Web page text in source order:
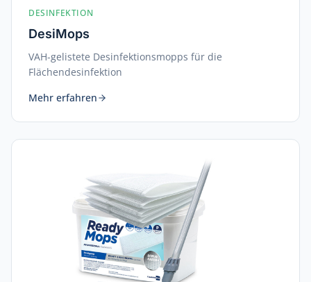
DESINFEKTION
DesiMops
VAH-gelistete Desinfektionsmopps für die
Flächendesinfektion
Mehr erfahren